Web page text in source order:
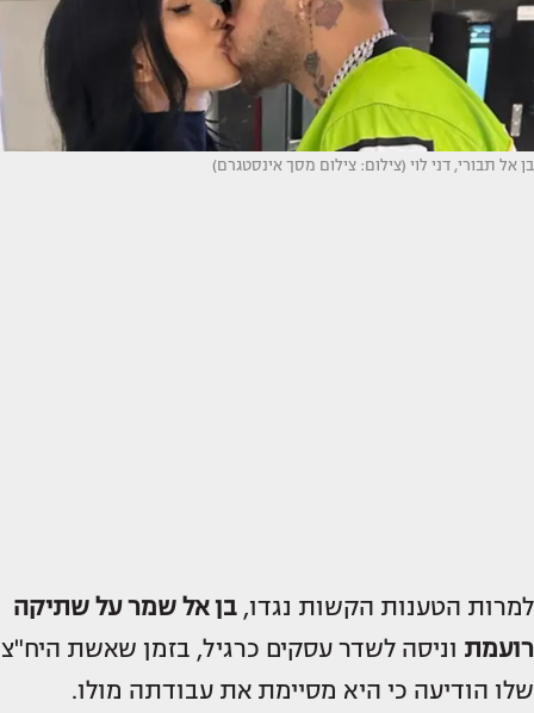
בן אל תבורי, דני לוי (צילום: צילום מסך אינסטגרם)
למרות הטענות הקשות נגדו, בן אל שמר על שתיקה
רועמת וניסה לשדר עסקים כרגיל, בזמן שאשת היח"צ
שלו הודיעה כי היא מסיימת את עבודתה מולו.